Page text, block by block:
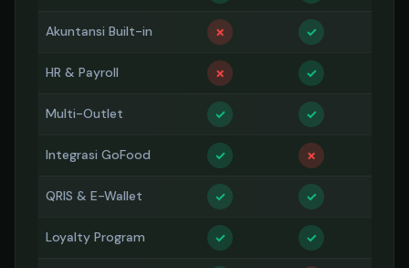
Akuntansi Built-in ✗ ✓
HR & Payroll ✗ ✓
Multi-Outlet ✓ ✓
Integrasi GoFood ✓ ✗
QRIS & E-Wallet ✓ ✓
Loyalty Program ✓ ✓